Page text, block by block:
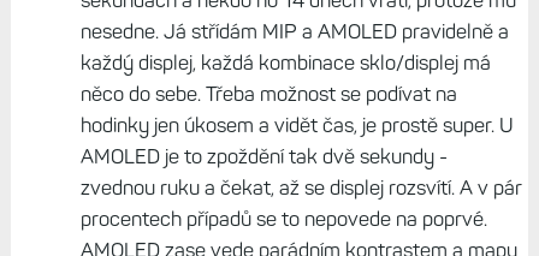
Kdyz jsem cetl v jakem stavu ty hodinky Garmin pustil
do obehu, tak bych okamzite vratil a mam dodnes F6
a jsem spokojeny s MIP :-D
Odpovědět
Život s Garminem, 11. září 2025, 06:21
To ale není o tom, jestli někdo je nebo není